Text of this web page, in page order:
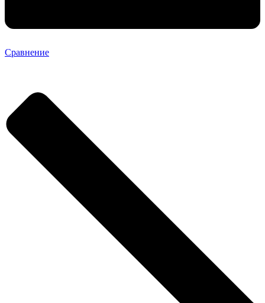
Сравнение